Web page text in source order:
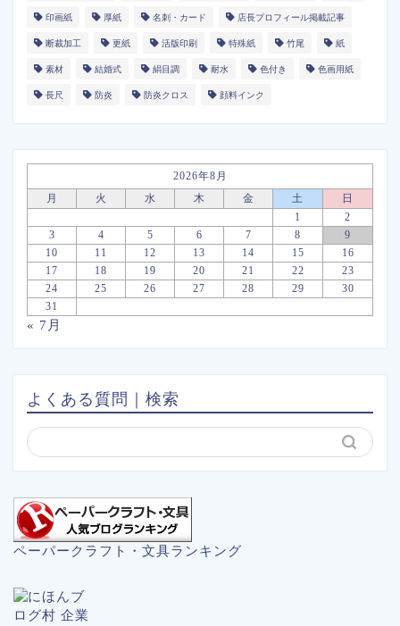
印画紙 厚紙 名刺・カード 店長プロフィール掲載記事
断裁加工 更紙 活版印刷 特殊紙 竹尾 紙
素材 結婚式 絹目調 耐水 色付き 色画用紙
長尺 防炎 防炎クロス 顔料インク
2026年8月
月
火 水 木 金 土
日
1
2
3
4 5 6 7 8
9
10
11 12 13 14 15
16
17
18 19 20 21 22
23
24
25 26 27 28 29
30
31
« 7月
よくある質問｜検索
ペーパークラフト・文具ランキング